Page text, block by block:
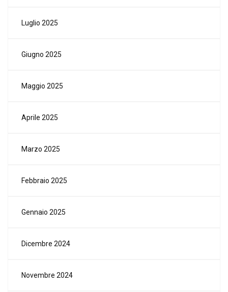
Luglio 2025
Giugno 2025
Maggio 2025
Aprile 2025
Marzo 2025
Febbraio 2025
Gennaio 2025
Dicembre 2024
Novembre 2024